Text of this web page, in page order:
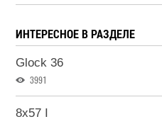
ИНТЕРЕСНОЕ В РАЗДЕЛЕ
Glock 36
3991
8x57 I